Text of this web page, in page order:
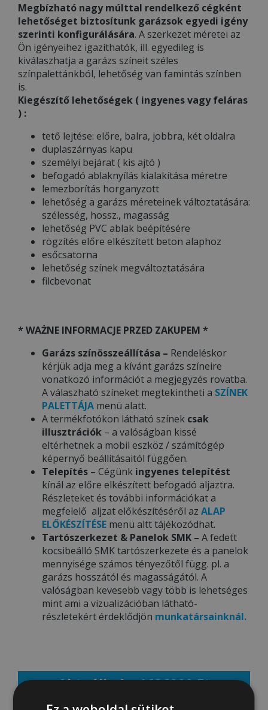
Megbízható nagy múlttal rendelkező cégként
lehetőséget biztosítunk garázsok egyedi igény
szerinti konfigurálására. A szerkezet méretei az
Ön igényeihez igazíthatók, ill. egyedileg is
kiválaszhatja a garázs színeit széles
színpalettánkból, lehetőség van famintás színben
is.
Kiegészítő lehetőségek ( ingyenes vagy feláras
) :
tető lejtése: előre, balra, jobbra, két oldalra
duplaszárnyas kapu
személyi bejárat ( kis ajtó )
befogadó ablaknyílás kialakítása méretre
lemezborítás horganyzott
lehetőség a garázs méreteinek változtatására:
szélesség, hossz., magasság
lehetőség PVC ablak beépítésére
rögzítés előre elkészített beton alaphoz
esőcsatorna
lehetőség színek megváltoztatására
filcbevonat
* WAŻNE INFORMACJE PRZED ZAKUPEM *
Garázs színösszeállítása – Rendeléskor
kérjük adja meg a kívánt garázs színeire
vonatkozó információt a megjegyzés rovatba.
A válaszható színeket megtekintheti a SZÍNEK
PALETTÁJA menü alatt.
A termékfotókon látható színek csak
illusztrációk – a valóságban kissé
eltérhetnek a mobil eszköz / számítógép
képernyő beállításaitól függően.
Telepítés – Cégünk ingyenes telepítést
kínál az előre elkészített befogadó aljaztra.
Részleteket és további információkat a
megfelelő aljzat előkészítéséről az ALAP
ELŐKÉSZÍTÉSE menü altt tájékozódhat.
Tartószerkezet & Panelok SMK – A fedett
kocsibeálló SMK tartószerkezete és a panelok
mennyisége számos tényezőtől függ. pl. a
garázs hosszától és magasságától. A
valóságban kevesebb vagy több is lehetséges
mint ami a vizualizációban látható-
részletekért érdeklődjön munkatársainknál.
Aktuális ár: 1636000 Ft